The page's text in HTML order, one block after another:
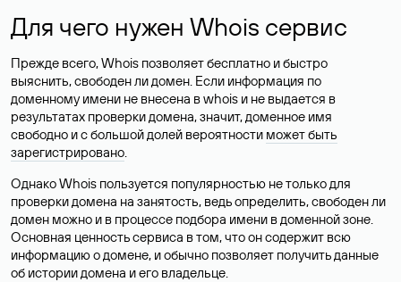
Для чего нужен Whois сервис
Прежде всего, Whois позволяет бесплатно и быстро
выяснить, свободен ли домен. Если информация по
доменному имени не внесена в whois и не выдается в
результатах проверки домена, значит, доменное имя
свободно и с большой долей вероятности может быть
зарегистрировано.
Однако Whois пользуется популярностью не только для
проверки домена на занятость, ведь определить, свободен ли
домен можно и в процессе подбора имени в доменной зоне.
Основная ценность сервиса в том, что он содержит всю
информацию о домене, и обычно позволяет получить данные
об истории домена и его владельце.